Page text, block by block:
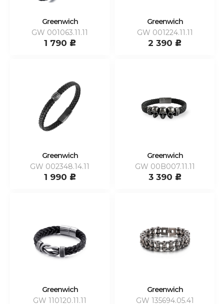
Greenwich
GW 001063.11.11
1 790 c
Greenwich
GW 001224.11.11
2 390 c
Greenwich
GW 002348.14.11
1 990 c
Greenwich
GW 00B007.11.11
3 390 c
Greenwich
GW 110120.11.11
Greenwich
GW 135694.05.41